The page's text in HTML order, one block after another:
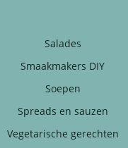
Salades
Smaakmakers DIY
Soepen
Spreads en sauzen
Vegetarische gerechten